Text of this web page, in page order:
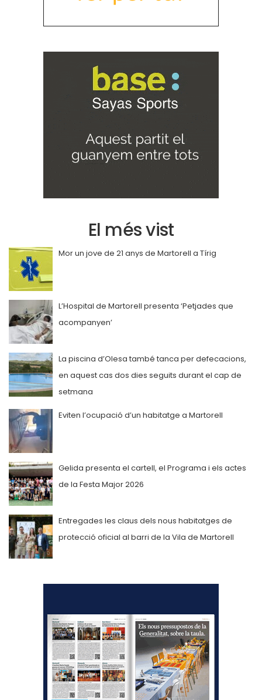
El més vist
Mor un jove de 21 anys de Martorell a Tírig
L’Hospital de Martorell presenta ‘Petjades que
acompanyen’
La piscina d’Olesa també tanca per defecacions,
en aquest cas dos dies seguits durant el cap de
setmana
Eviten l’ocupació d’un habitatge a Martorell
Gelida presenta el cartell, el Programa i els actes
de la Festa Major 2026
Entregades les claus dels nous habitatges de
protecció oficial al barri de la Vila de Martorell